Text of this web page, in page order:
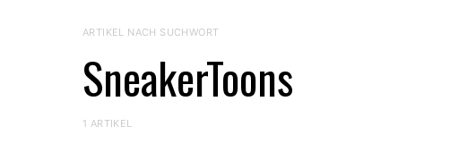
ARTIKEL NACH SUCHWORT
SneakerToons
1 ARTIKEL